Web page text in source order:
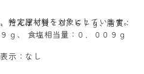
たんぱく質：０．６７ｇ、脂質：
ｇ、 食塩相当量：０．００９ｇ
特定原材料を対象にしています。
示：なし